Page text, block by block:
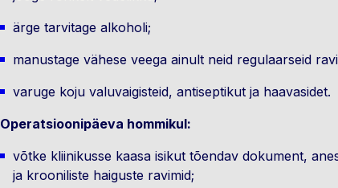
ärge tarvitage alkoholi;
manustage vähese veega ainult neid regulaarseid
varuge koju valuvaigisteid, antiseptikut ja haavasidet.
Operatsioonipäeva hommikul:
võtke kliinikusse kaasa isikut tõendav dokument,
ja krooniliste haiguste ravimid;